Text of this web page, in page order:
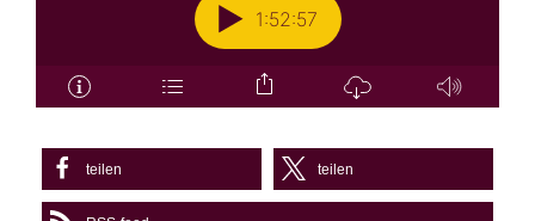
teilen teilen